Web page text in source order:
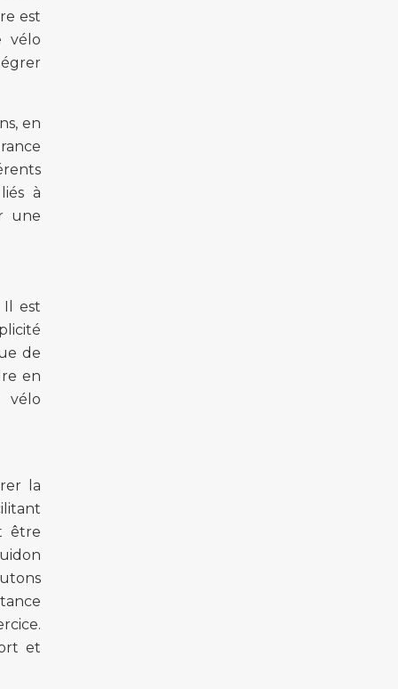
est
vélo
en
à
une
Il est
de
en
vélo
la
être
et